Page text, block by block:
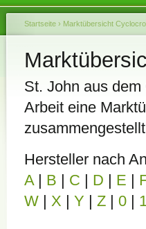
Startseite › Marktübersicht
St. John aus
Arbeit eine
Hersteller nach
A | B | C | D | E |
W | X | Y | Z | 0 | 1